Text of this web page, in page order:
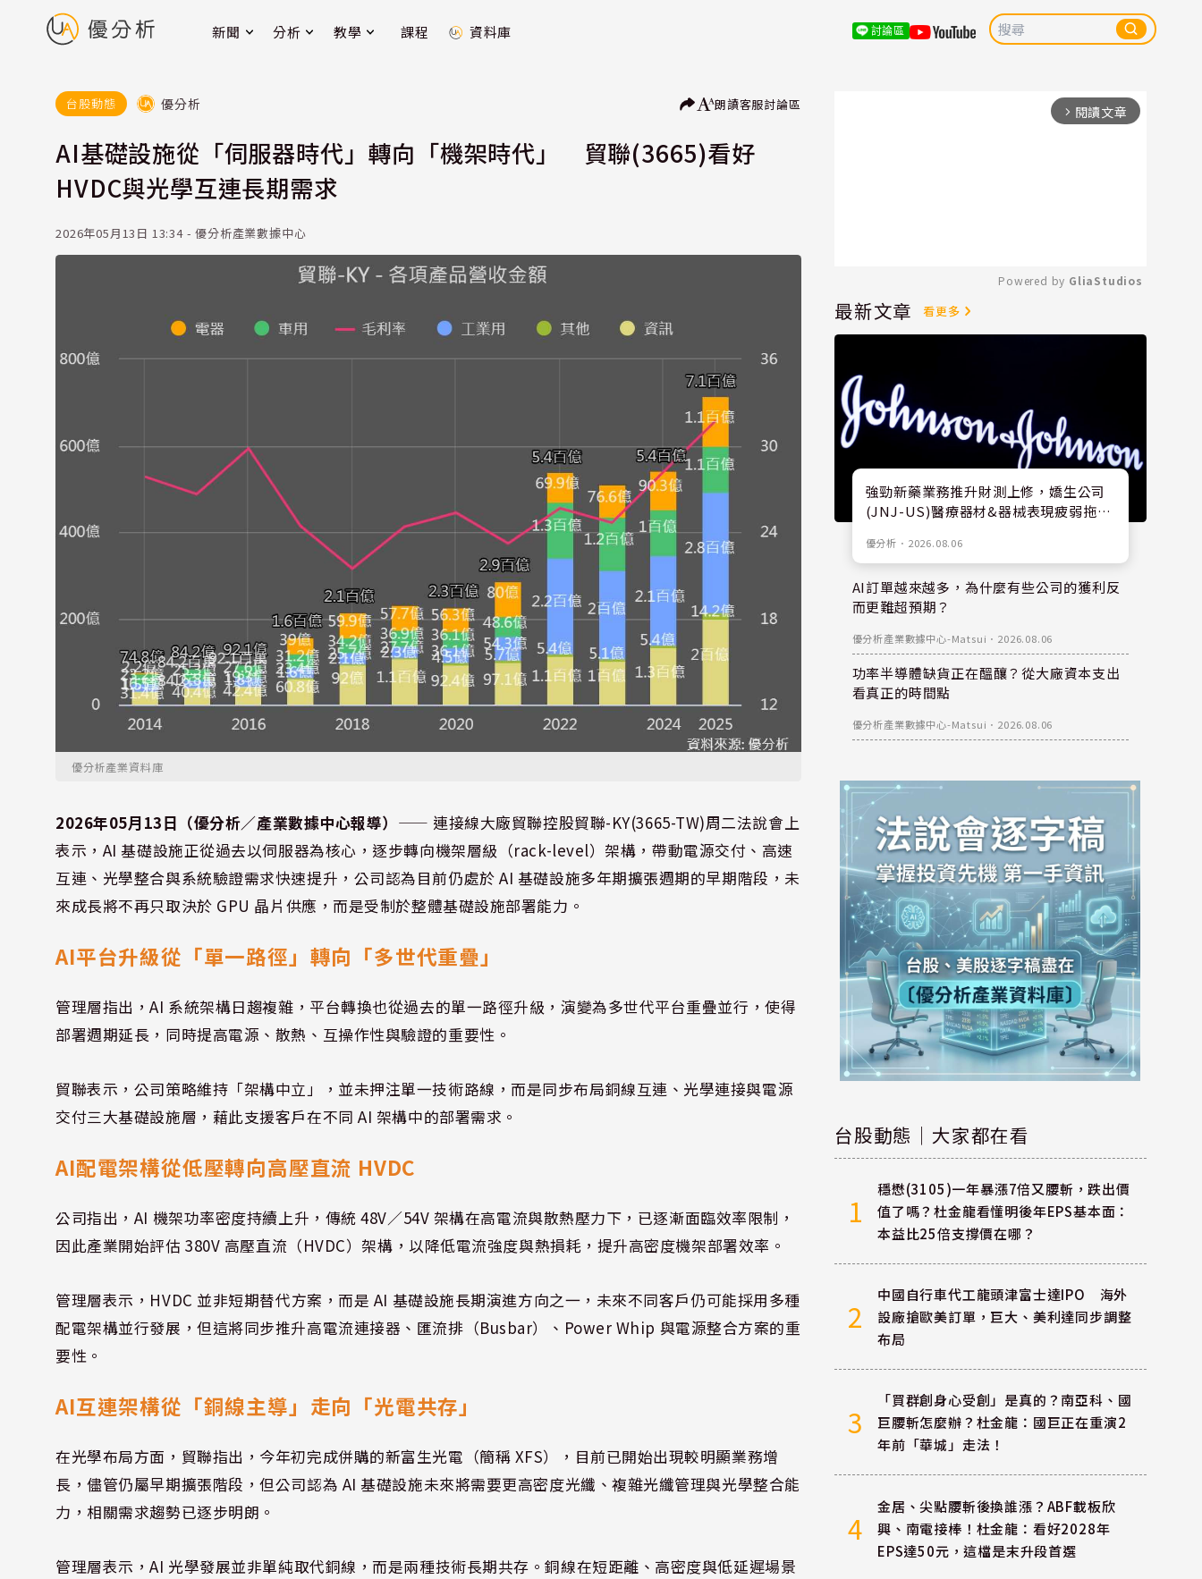
新聞 分析 教學 課程 資料庫 討論區
台股動態 優分析 朗讀客服討論區
AI基礎設施從「伺服器時代」轉向「機架時代」 貿聯(3665)看好
HVDC與光學互連長期需求
2026年05月13日 13:34 - 優分析產業數據中心
優分析產業資料庫
2026年05月13日（優分析／產業數據中心報導） ⸺ 連接線大廠貿聯控股貿聯-KY(3665-TW)周二法說會上
表示，AI 基礎設施正從過去以伺服器為核心，逐步轉向機架層級（rack-level）架構，帶動電源交付、高速
互連、光學整合與系統驗證需求快速提升，公司認為目前仍處於 AI 基礎設施多年期擴張週期的早期階段，未
來成長將不再只取決於 GPU 晶片供應，而是受制於整體基礎設施部署能力。
AI平台升級從「單一路徑」轉向「多世代重疊」
管理層指出，AI 系統架構日趨複雜，平台轉換也從過去的單一路徑升級，演變為多世代平台重疊並行，使得
部署週期延長，同時提高電源、散熱、互操作性與驗證的重要性。
貿聯表示，公司策略維持「架構中立」，並未押注單一技術路線，而是同步布局銅線互連、光學連接與電源
交付三大基礎設施層，藉此支援客戶在不同 AI 架構中的部署需求。
AI配電架構從低壓轉向高壓直流 HVDC
公司指出，AI 機架功率密度持續上升，傳統 48V／54V 架構在高電流與散熱壓力下，已逐漸面臨效率限制，
因此產業開始評估 380V 高壓直流（HVDC）架構，以降低電流強度與熱損耗，提升高密度機架部署效率。
管理層表示，HVDC 並非短期替代方案，而是 AI 基礎設施長期演進方向之一，未來不同客戶仍可能採用多種
配電架構並行發展，但這將同步推升高電流連接器、匯流排（Busbar）、Power Whip 與電源整合方案的重
要性。
AI互連架構從「銅線主導」走向「光電共存」
在光學布局方面，貿聯指出，今年初完成併購的新富生光電（簡稱 XFS），目前已開始出現較明顯業務增
長，儘管仍屬早期擴張階段，但公司認為 AI 基礎設施未來將需要更高密度光纖、複雜光纖管理與光學整合能
力，相關需求趨勢已逐步明朗。
管理層表示，AI 光學發展並非單純取代銅線，而是兩種技術長期共存。銅線在短距離、高密度與低延遲場景
arrow_forward_ios 閱讀文章
Mute
Powered by GliaStudios
最新文章 看更多
強勁新藥業務推升財測上修，嬌生公司
(JNJ-US)醫療器材&器械表現疲弱拖累
優分析 ． 2026.08.06
AI訂單越來越多，為什麼有些公司的獲利反
而更難超預期？
優分析產業數據中心-Matsui ． 2026.08.06
功率半導體缺貨正在醞釀？從大廠資本支出
看真正的時間點
優分析產業數據中心-Matsui ． 2026.08.06
台股動態｜大家都在看
1
穩懋(3105)一年暴漲7倍又腰斬，跌出價
值了嗎？杜金龍看懂明後年EPS基本面：
本益比25倍支撐價在哪？
2
中國自行車代工龍頭津富士達IPO 海外
設廠搶歐美訂單，巨大、美利達同步調整
布局
3
「買群創身心受創」是真的？南亞科、國
巨腰斬怎麼辦？杜金龍：國巨正在重演2
年前「華城」走法！
4
金居、尖點腰斬後換誰漲？ABF載板欣
興、南電接棒！杜金龍：看好2028年
EPS達50元，這檔是末升段首選